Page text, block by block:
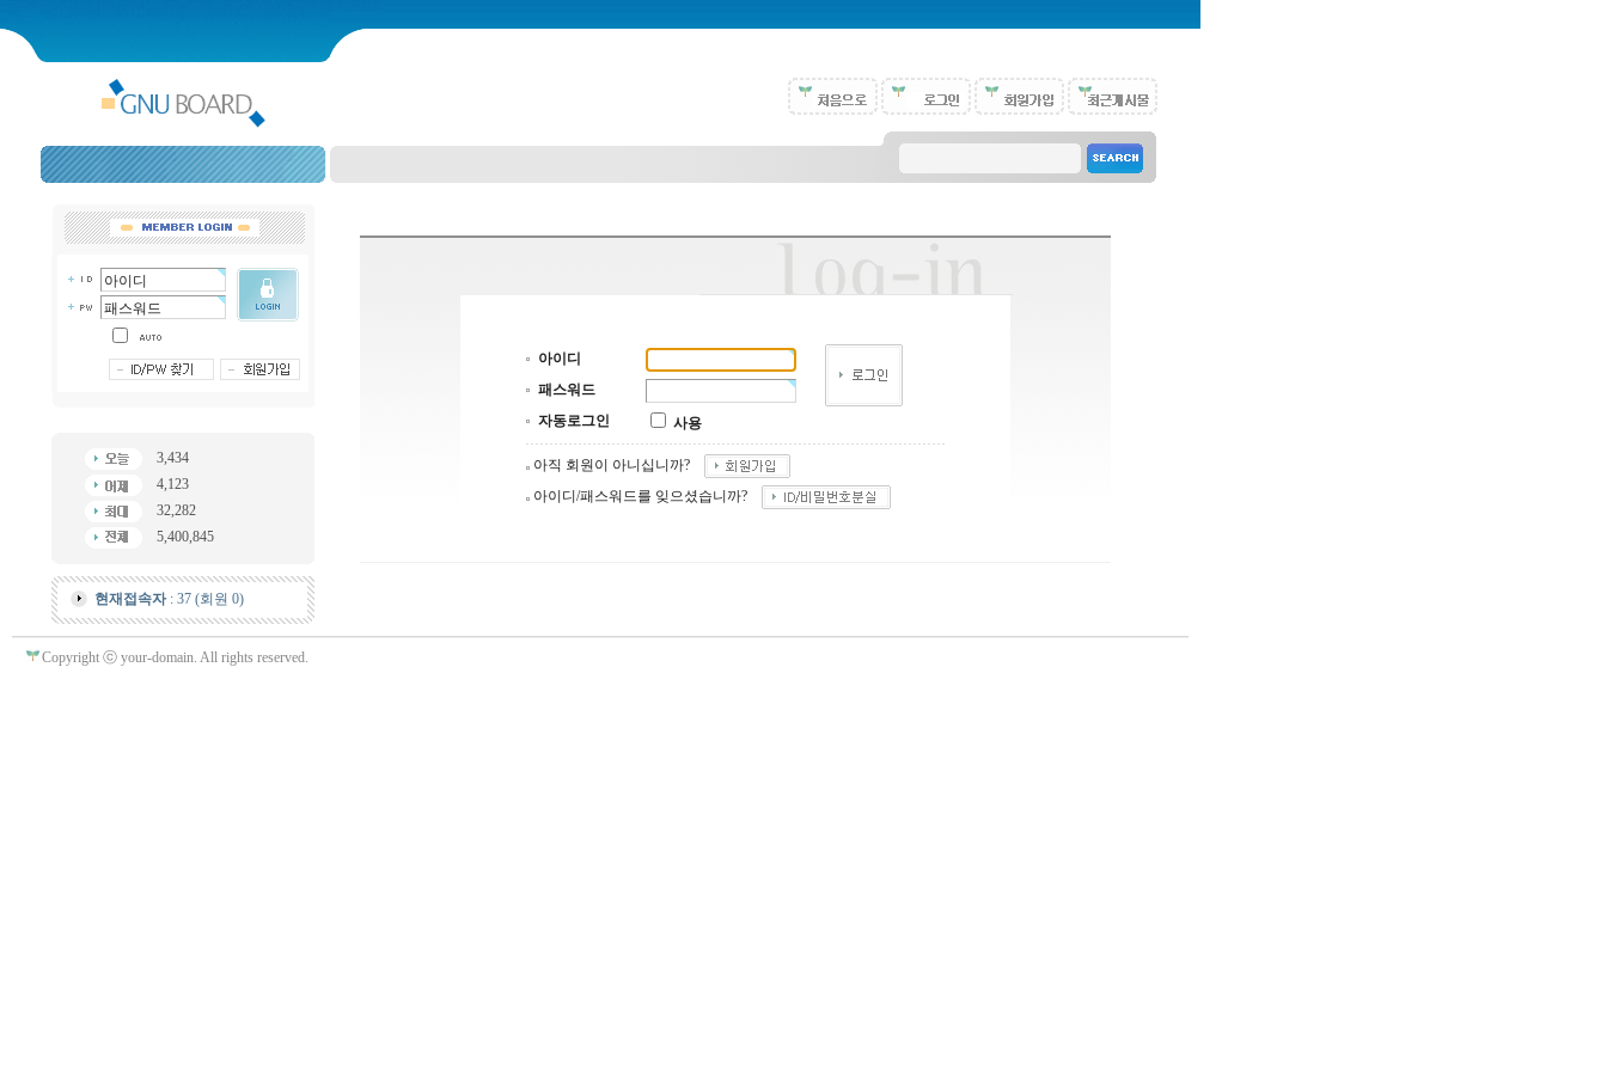
3,434
4,123
32,282
5,400,845
현재접속자: 37 (회원 0)
아이디
패스워드
자동로그인
사용
아직 회원이 아니십니까?
아이디/패스워드를 잊으셨습니까?
Copyright ⓒ your-domain. All rights reserved.